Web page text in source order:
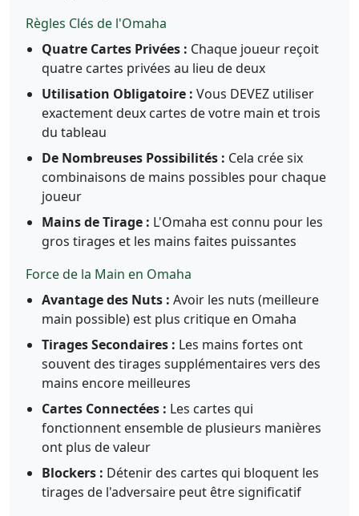
Règles Clés de l'Omaha
Quatre Cartes Privées : Chaque joueur reçoit
quatre cartes privées au lieu de deux
Utilisation Obligatoire : Vous DEVEZ utiliser
exactement deux cartes de votre main et trois
du tableau
De Nombreuses Possibilités : Cela crée six
combinaisons de mains possibles pour chaque
joueur
Mains de Tirage : L'Omaha est connu pour les
gros tirages et les mains faites puissantes
Force de la Main en Omaha
Avantage des Nuts : Avoir les nuts (meilleure
main possible) est plus critique en Omaha
Tirages Secondaires : Les mains fortes ont
souvent des tirages supplémentaires vers des
mains encore meilleures
Cartes Connectées : Les cartes qui
fonctionnent ensemble de plusieurs manières
ont plus de valeur
Blockers : Détenir des cartes qui bloquent les
tirages de l'adversaire peut être significatif